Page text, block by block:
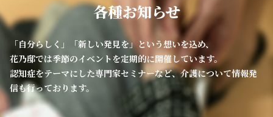
各種お知らせ
「自分らしく」「新しい発見を」という想いを込め、
花乃邸では季節のイベントを定期的に開催しています。
認知症をテーマにした専門家セミナーなど、介護について情報発
信も行っております。